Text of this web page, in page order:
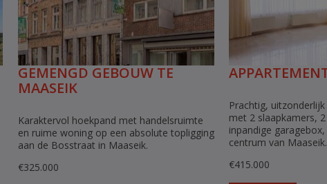
GEMENGD GEBOUW TE
MAASEIK
Karaktervol hoekpand met handelsruimte
en ruime woning op een absolute topligging
aan de Bosstraat in Maaseik.
€325.000
Prachtig,
met 2 slaapkamers,
inpandige
centrum van Maaseik.
€415.000